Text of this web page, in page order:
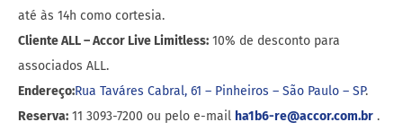
até às 14h como cortesia.
Cliente ALL – Accor Live Limitless: 10% de desconto para
associados ALL.
Endereço:Rua Taváres Cabral, 61 – Pinheiros – São Paulo – SP.
Reserva: 11 3093-7200 ou pelo e-mail ha1b6-re@accor.com.br .